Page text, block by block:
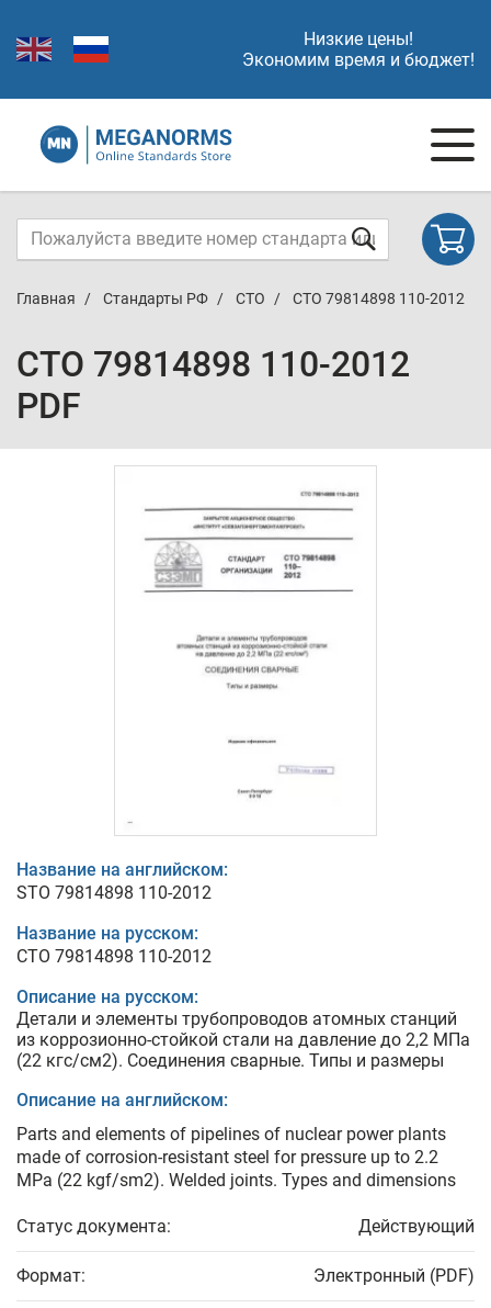
Низкие цены!
Экономим время и бюджет!
Главная Стандарты РФ СТО СТО 79814898 110-2012
СТО 79814898 110-2012
PDF
Название на английском:
STO 79814898 110-2012
Название на русском:
СТО 79814898 110-2012
Описание на русском:
Детали и элементы трубопроводов атомных станций
из коррозионно-стойкой стали на давление до 2,2 МПа
(22 кгс/см2). Соединения сварные. Типы и размеры
Описание на английском:
Parts and elements of pipelines of nuclear power plants
made of corrosion-resistant steel for pressure up to 2.2
MPa (22 kgf/sm2). Welded joints. Types and dimensions
Статус документа: Действующий
Формат: Электронный (PDF)